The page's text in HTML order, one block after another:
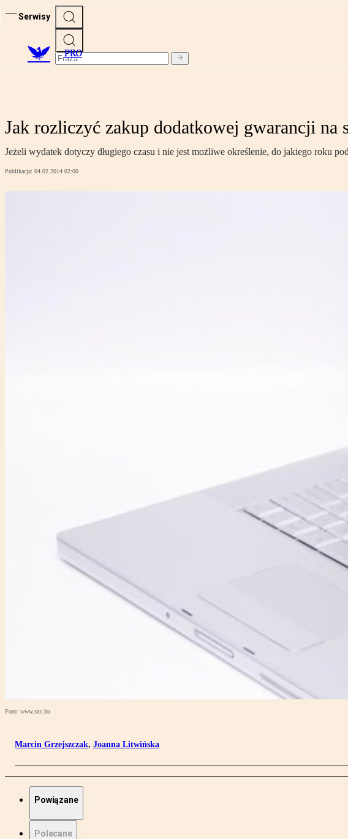
Serwisy
PRO
Jak rozliczyć zakup dodatkowej gwarancji na
Jeżeli wydatek dotyczy długiego czasu i nie jest możliwe określenie, do jakiego roku
Publikacja: 04.02.2014 02:00
Foto: www.sxc.hu
Marcin Grzejszczak, Joanna Litwińska
Powiązane
Polecane